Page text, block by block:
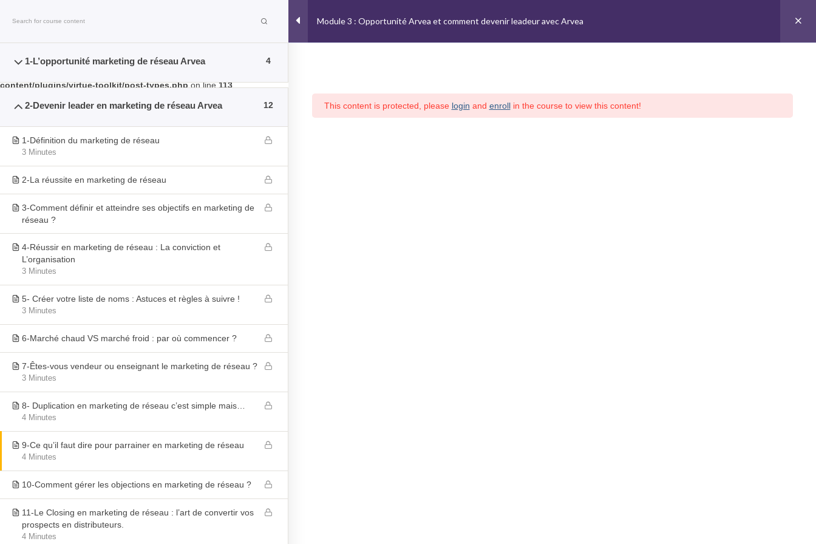
Deprecated: WP_Dependencies->add_data() est appelé avec un argument qui estobsolète depuis la version 6.9.0 ! Les commentaires conditionnels IE sont ignorés par tous les navigateurs pris en charge. in
Rechercher
Espace Formation
Home Inscription Formation Group Login / Logout
Module 3 : Opportunité Arvea et comment devenir leadeur avec Arvea
Deprecated: strtotime(): Passing null to parameter #1 ($datetime) of type
content/plugins/virtue-toolkit/post-types.phpon line113
1-L’opportunité marketing de réseau Arvea 4
2-Devenir leader en marketing de réseau Arvea 12
1-Définition du marketing de réseau
3 Minutes
2-La réussite en marketing de réseau
3-Comment définir et atteindre ses objectifs en marketing de
réseau ?
4-Réussir en marketing de réseau : La conviction et
L’organisation
3 Minutes
5- Créer votre liste de noms : Astuces et règles à suivre !
3 Minutes
6-Marché chaud VS marché froid : par où commencer ?
7-Êtes-vous vendeur ou enseignant le marketing de réseau ?
3 Minutes
8- Duplication en marketing de réseau c’est simple mais…
4 Minutes
9-Ce qu’il faut dire pour parrainer en marketing de réseau
4 Minutes
10-Comment gérer les objections en marketing de réseau ?
11-Le Closing en marketing de réseau : l’art de convertir vos
prospects en distributeurs.
4 Minutes
This content is protected, please login and enrollin the course to view this content!
© 2026 Espace Formation - WordPress Theme byKadence WP
Home
Inscription Formation Group